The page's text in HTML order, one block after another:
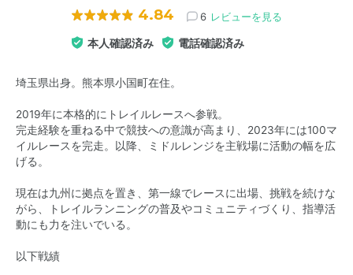
4.84 6 レビューを見る
本人確認済み 電話確認済み
埼玉県出身。熊本県小国町在住。
2019年に本格的にトレイルレースへ参戦。
完走経験を重ねる中で競技への意識が高まり、2023年には100マ
イルレースを完走。以降、ミドルレンジを主戦場に活動の幅を広
げる。
現在は九州に拠点を置き、第一線でレースに出場、挑戦を続けな
がら、トレイルランニングの普及やコミュニティづくり、指導活
動にも力を注いでいる。
以下戦績